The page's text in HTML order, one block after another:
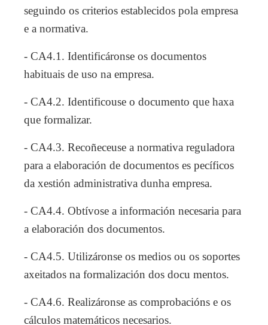
seguindo os criterios establecidos pola empresa
e a normativa.
- CA4.1. Identificáronse os documentos
habituais de uso na empresa.
- CA4.2. Identificouse o documento que haxa
que formalizar.
- CA4.3. Recoñeceuse a normativa reguladora
para a elaboración de documentos es pecíficos
da xestión administrativa dunha empresa.
- CA4.4. Obtívose a información necesaria para
a elaboración dos documentos.
- CA4.5. Utilizáronse os medios ou os soportes
axeitados na formalización dos docu mentos.
- CA4.6. Realizáronse as comprobacións e os
cálculos matemáticos necesarios.